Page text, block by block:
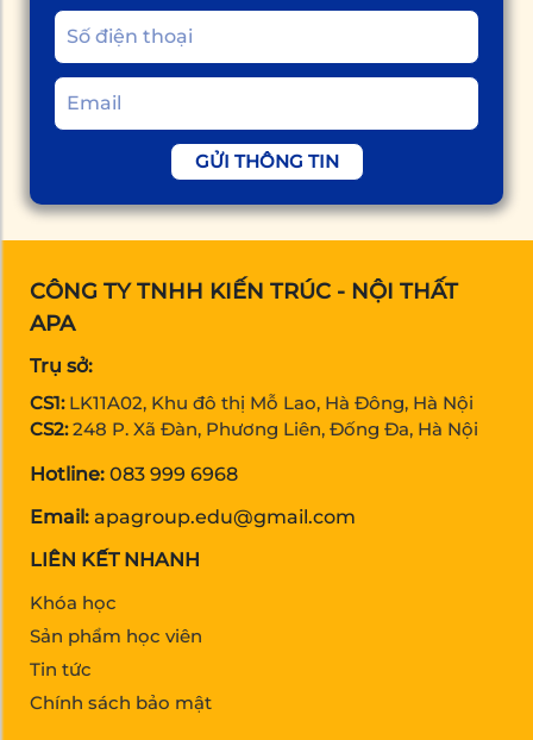
GỬI THÔNG TIN
CÔNG TY TNHH KIẾN TRÚC - NỘI THẤT
APA
Trụ sở:
CS1: LK11A02, Khu đô thị Mỗ Lao, Hà Đông, Hà Nội
CS2: 248 P. Xã Đàn, Phương Liên, Đống Đa, Hà Nội
Hotline: 083 999 6968
Email: apagroup.edu@gmail.com
LIÊN KẾT NHANH
Khóa học
Sản phẩm học viên
Tin tức
Chính sách bảo mật